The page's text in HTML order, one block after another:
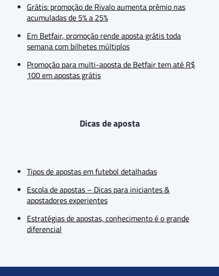
Grátis: promoção de Rivalo aumenta prêmio nas
acumuladas de 5% a 25%
Em Betfair, promoção rende aposta grátis toda
semana com bilhetes múltiplos
Promoção para multi-aposta de Betfair tem até R$
100 em apostas grátis
Dicas de aposta
Tipos de apostas em futebol detalhadas
Escola de apostas – Dicas para iniciantes &
apostadores experientes
Estratégias de apostas, conhecimento é o grande
diferencial